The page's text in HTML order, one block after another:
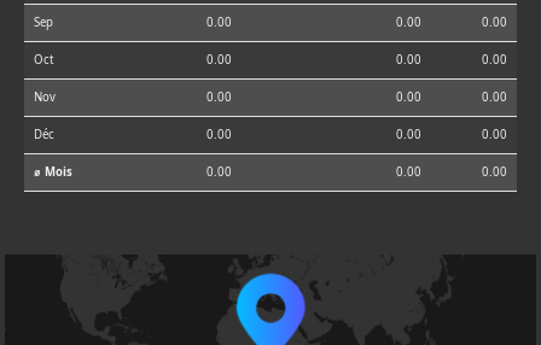
Sep 0.00 0.00 0.00
Oct 0.00 0.00 0.00
Nov 0.00 0.00 0.00
Déc 0.00 0.00 0.00
⌀ Mois 0.00 0.00 0.00